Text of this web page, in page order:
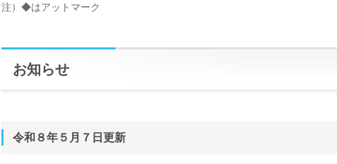
注）◆はアットマーク
お知らせ
令和８年５月７日更新